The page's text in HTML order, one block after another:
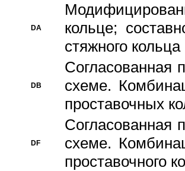
DA
кольце;
стяжного кольца
DB
Согласованная
схеме.
проставочных
DF
Согласованная
схеме.
проставочного